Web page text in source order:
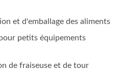
et d'emballage des aliments
petits équipements
de fraiseuse et de tour